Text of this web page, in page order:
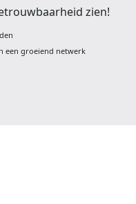
zien!
een groeiend netwerk